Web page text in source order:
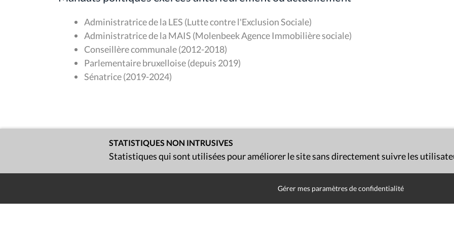
Administratrice de la LES (Lutte contre l'Exclusion Sociale)
Administratrice de la MAIS (Molenbeek Agence Immobilière sociale)
Conseillère communale (2012-2018)
Parlementaire bruxelloise (depuis 2019)
Sénatrice (2019-2024)
STATISTIQUES NON INTRUSIVES
Statistiques qui sont utilisées pour améliorer le site sans directement suivre les
Gérer mes paramètres de confidentialité
Contact Presse Liens utiles